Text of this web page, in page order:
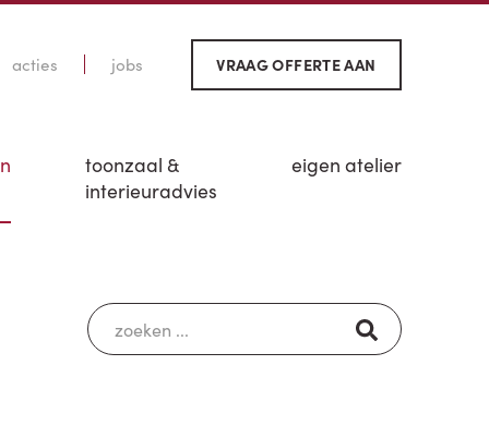
acties jobs VRAAG OFFERTE AAN
toonzaal &
interieuradvies
eigen atelier